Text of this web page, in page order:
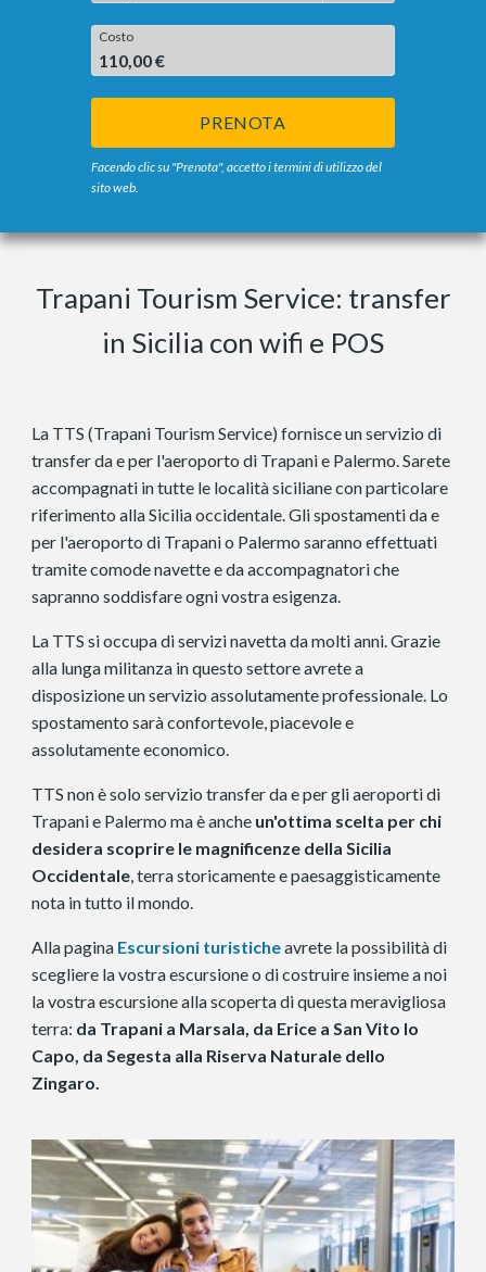
Costo
110,00 €
PRENOTA
Facendo clic su "Prenota", accetto i termini di utilizzo del
sito web.
Trapani Tourism Service: transfer
in Sicilia con wifi e POS
La TTS (Trapani Tourism Service) fornisce un servizio di
transfer da e per l'aeroporto di Trapani e Palermo. Sarete
accompagnati in tutte le località siciliane con particolare
riferimento alla Sicilia occidentale. Gli spostamenti da e
per l'aeroporto di Trapani o Palermo saranno effettuati
tramite comode navette e da accompagnatori che
sapranno soddisfare ogni vostra esigenza.
La TTS si occupa di servizi navetta da molti anni. Grazie
alla lunga militanza in questo settore avrete a
disposizione un servizio assolutamente professionale. Lo
spostamento sarà confortevole, piacevole e
assolutamente economico.
TTS non è solo servizio transfer da e per gli aeroporti di
Trapani e Palermo ma è anche un'ottima scelta per chi
desidera scoprire le magnificenze della Sicilia
Occidentale, terra storicamente e paesaggisticamente
nota in tutto il mondo.
Alla pagina Escursioni turisticheavrete la possibilità di
scegliere la vostra escursione o di costruire insieme a noi
la vostra escursione alla scoperta di questa meravigliosa
terra: da Trapani a Marsala, da Erice a San Vito lo
Capo, da Segesta alla Riserva Naturale dello
Zingaro.